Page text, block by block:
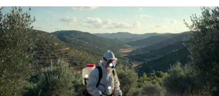
Είδη Κήπου
Περισσότερα